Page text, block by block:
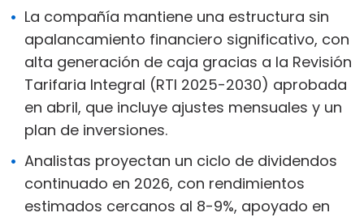
La compañía mantiene una estructura sin
apalancamiento financiero significativo, con
alta generación de caja gracias a la Revisión
Tarifaria Integral (RTI 2025-2030) aprobada
en abril, que incluye ajustes mensuales y un
plan de inversiones.
Analistas proyectan un ciclo de dividendos
continuado en 2026, con rendimientos
estimados cercanos al 8-9%, apoyado en